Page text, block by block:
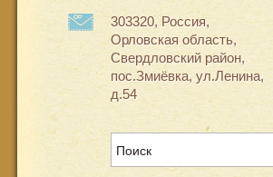
303320, Россия,
Орловская область,
Свердловский район,
пос.Змиёвка, ул.Ленина,
д.54